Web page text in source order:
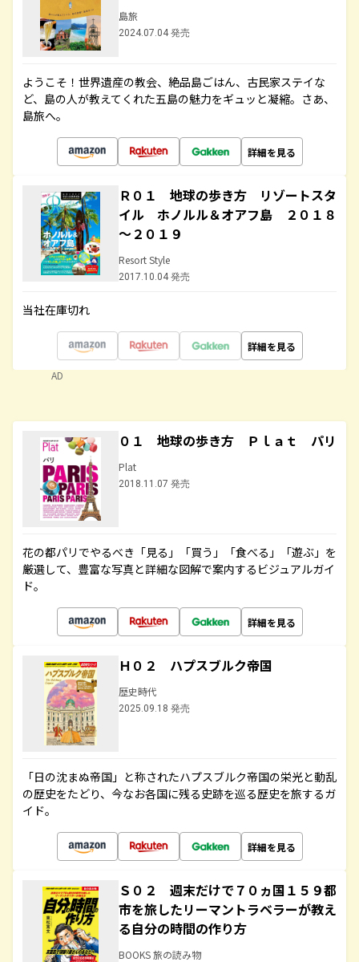
島旅
2024.07.04 発売
ようこそ！世界遺産の教会、絶品島ごはん、古民家ステイな
ど、島の人が教えてくれた五島の魅力をギュッと凝縮。さあ、
島旅へ。
詳細を見る
Ｒ０１ 地球の歩き方 リゾートスタ
イル ホノルル＆オアフ島 ２０１８
～２０１９
Resort Style
2017.10.04 発売
当社在庫切れ
詳細を見る
AD
０１ 地球の歩き方 Ｐｌａｔ パリ
Plat
2018.11.07 発売
花の都パリでやるべき「見る」「買う」「食べる」「遊ぶ」を
厳選して、豊富な写真と詳細な図解で案内するビジュアルガイ
ド。
詳細を見る
Ｈ０２ ハプスブルク帝国
歴史時代
2025.09.18 発売
「日の沈まぬ帝国」と称されたハプスブルク帝国の栄光と動乱
の歴史をたどり、今なお各国に残る史跡を巡る歴史を旅するガ
イド。
詳細を見る
Ｓ０２ 週末だけで７０ヵ国１５９都
市を旅したリーマントラベラーが教え
る自分の時間の作り方
BOOKS 旅の読み物